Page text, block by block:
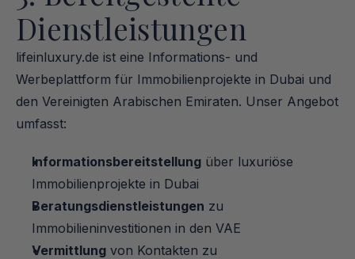
Dienstleistungen
lifeinluxury.de ist eine Informations- und
Werbeplattform für Immobilienprojekte in Dubai und
den Vereinigten Arabischen Emiraten. Unser Angebot
umfasst:
Informationsbereitstellung über luxuriöse
Immobilienprojekte in Dubai
Beratungsdienstleistungen zu
Immobilieninvestitionen in den VAE
Vermittlung von Kontakten zu